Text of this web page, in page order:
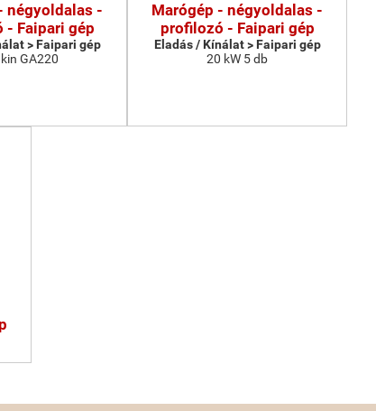
négyoldalas -
- Faipari gép
> Faipari gép
GA220
Marógép - négyoldalas -
profilozó - Faipari gép
Eladás / Kínálat > Faipari gép
20 kW 5 db